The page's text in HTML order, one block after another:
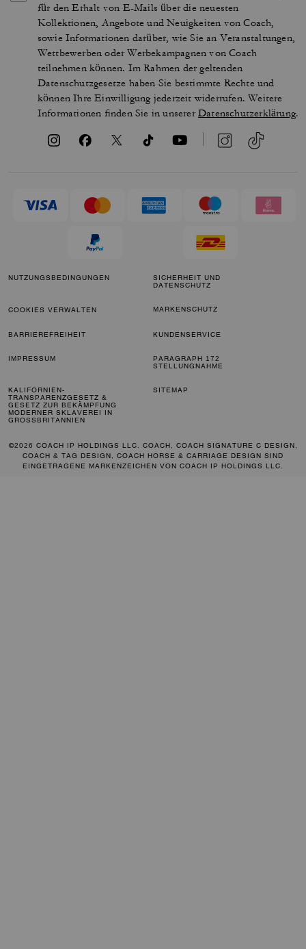
für den Erhalt von E-Mails über die neuesten
Kollektionen, Angebote und Neuigkeiten von Coach,
sowie Informationen darüber, wie Sie an Veranstaltungen,
Wettbewerben oder Werbekampagnen von Coach
teilnehmen können. Im Rahmen der geltenden
Datenschutzgesetze haben Sie bestimmte Rechte und
können Ihre Einwilligung jederzeit widerrufen. Weitere
Informationen finden Sie in unsererDatenschutzerklärung.
NUTZUNGSBEDINGUNGEN
SICHERHEIT UND
DATENSCHUTZ
COOKIES VERWALTEN MARKENSCHUTZ
BARRIEREFREIHEIT KUNDENSERVICE
IMPRESSUM
PARAGRAPH 172
STELLUNGNAHME
KALIFORNIEN-
TRANSPARENZGESETZ &
GESETZ ZUR BEKÄMPFUNG
MODERNER SKLAVEREI IN
GROSSBRITANNIEN
SITEMAP
©2026 COACH IP HOLDINGS LLC. COACH, COACH SIGNATURE C DESIGN,
COACH & TAG DESIGN, COACH HORSE & CARRIAGE DESIGN SIND
EINGETRAGENE MARKENZEICHEN VON COACH IP HOLDINGS LLC.